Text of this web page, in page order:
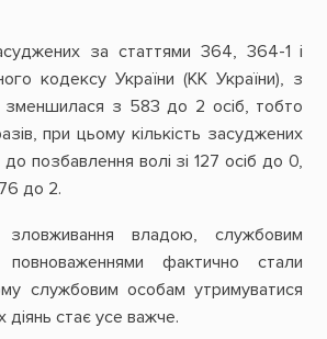
за статтями 364, 364-1 і
кодексу України (КК України), з
з 583 до 2 осіб, тобто
при цьому кількість засуджених
позбавлення волі зі 127 осіб до 0,
до 2.
владою, службовим
фактично стали
службовим особам утримуватися
діянь стає усе важче.